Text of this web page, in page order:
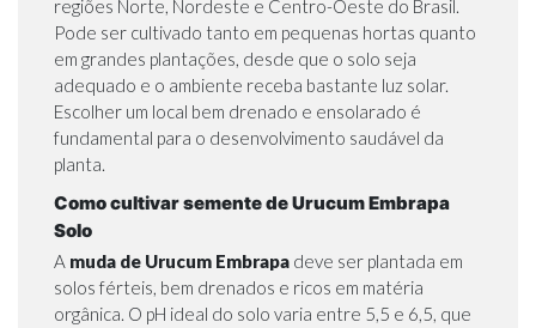
regiões Norte, Nordeste e Centro-Oeste do Brasil.
Pode ser cultivado tanto em pequenas hortas quanto
em grandes plantações, desde que o solo seja
adequado e o ambiente receba bastante luz solar.
Escolher um local bem drenado e ensolarado é
fundamental para o desenvolvimento saudável da
planta.
Como cultivar semente de Urucum Embrapa
Solo
A muda de Urucum Embrapa deve ser plantada em
solos férteis, bem drenados e ricos em matéria
orgânica. O pH ideal do solo varia entre 5,5 e 6,5, que